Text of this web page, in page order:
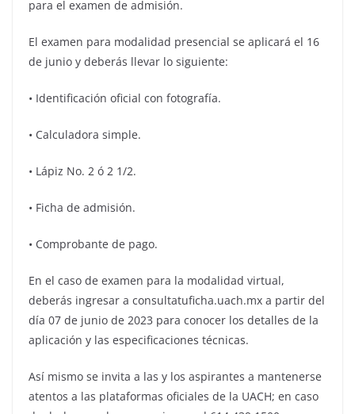
para el examen de admisión.
El examen para modalidad presencial se aplicará el 16
de junio y deberás llevar lo siguiente:
• Identificación oficial con fotografía.
• Calculadora simple.
• Lápiz No. 2 ó 2 1/2.
• Ficha de admisión.
• Comprobante de pago.
En el caso de examen para la modalidad virtual,
deberás ingresar a consultatuficha.uach.mx a partir del
día 07 de junio de 2023 para conocer los detalles de la
aplicación y las especificaciones técnicas.
Así mismo se invita a las y los aspirantes a mantenerse
atentos a las plataformas oficiales de la UACH; en caso